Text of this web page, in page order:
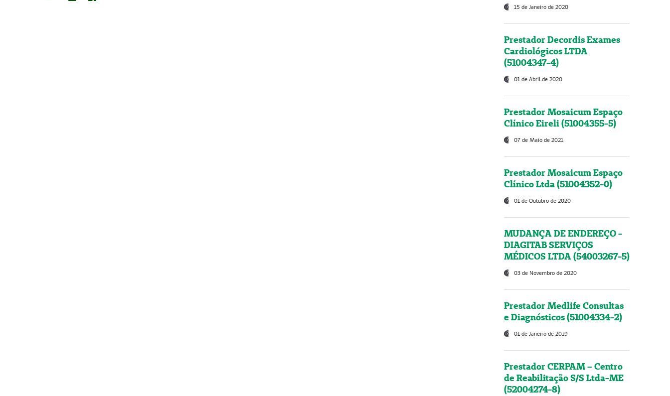
15 de Janeiro de 2020
Prestador Decordis Exames
Cardiológicos LTDA
(51004347-4)
01 de Abril de 2020
Prestador Mosaicum Espaço
Clínico Eireli (51004355-5)
07 de Maio de 2021
Prestador Mosaicum Espaço
Clínico Ltda (51004352-0)
01 de Outubro de 2020
MUDANÇA DE ENDEREÇO -
DIAGITAB SERVIÇOS
MÉDICOS LTDA (54003267-5)
03 de Novembro de 2020
Prestador Medlife Consultas
e Diagnósticos (51004334-2)
01 de Janeiro de 2019
Prestador CERPAM – Centro
de Reabilitação S/S Ltda-ME
(52004274-8)